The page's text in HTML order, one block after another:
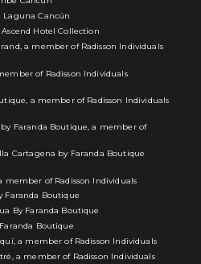
Laguna Cancún
Ascend Hotel Collection
a member of Radisson Individuals
of Radisson Individuals
a member of Radisson Individuals
Faranda Boutique, a member of
Cartagena by Faranda Boutique
member of Radisson Individuals
Faranda Boutique
By Faranda Boutique
Boutique
a member of Radisson Individuals
a member of Radisson Individuals